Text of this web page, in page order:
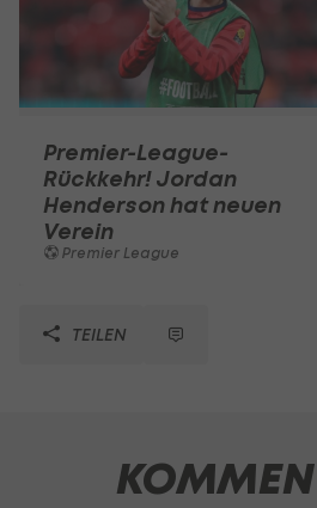
Premier-League-
Rückkehr! Jordan
Henderson hat neuen
Verein
Premier League
TEILEN